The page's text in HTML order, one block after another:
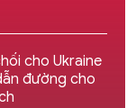
cho Ukraine
đường cho